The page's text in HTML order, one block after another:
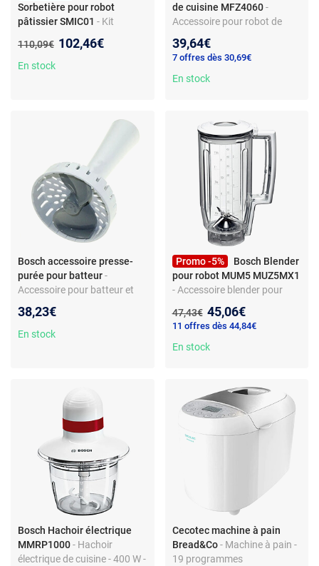
Sorbetière pour robot
pâtissier SMIC01 - Kit
cuisine Smeg SMIC01 -
Capacité : 1.1 L
Ancien prix :
110,09€ Nouveau prix :
102,46€
En stock
de cuisine MFZ4060 -
Accessoire pour robot de
MFZ 4060 - Inox et plastique
- 220 V
39,64€
7 offres dès 30,69€
En stock
Bosch accessoire presse-
purée pour batteur-
Accessoire pour batteur et
purée ergonomique -
compatible Bosch - matériau
38,23€
En stock
Promo -5%
Bosch Blender
pour robot MUM5 MUZ5MX1
- Accessoire blender pour
gradué - Lames inox -
Couvercle avec ouverture -
Compatible Bosch
Ancien prix :
47,43€ Nouveau prix :
45,06€
11 offres dès 44,84€
En stock
Bosch Hachoir électrique
MMRP1000- Hachoir
électrique de cuisine - 400 W -
Cecotec machine à pain
Bread&Co - Machine à pain -
19 programmes